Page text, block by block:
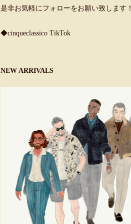
是非お気軽にフォローをお願い致します！
◆cinqueclassico TikTok
NEW ARRIVALS